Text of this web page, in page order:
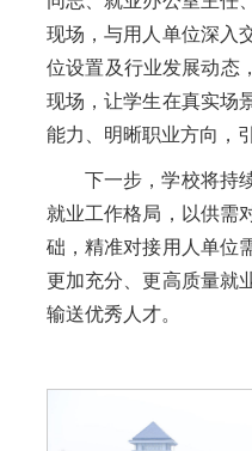
现场，与用人单位深入
位设置及行业发展动态
现场，让学生在真实场
能力、明晰职业方向，
下一步，学校将持
就业工作格局，以供需
础，精准对接用人单位
更加充分、更高质量就
输送优秀人才。